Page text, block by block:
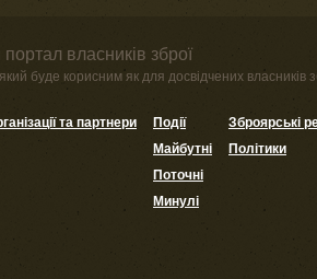
власників зброї
буде корисним як для досвідчених власників
та партнери
Події
Майбутні
Поточні
Минулі
Зброярські
Політики